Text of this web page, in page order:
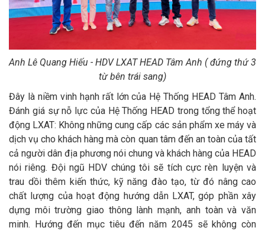
Anh Lê Quang Hiếu - HDV LXAT HEAD Tâm Anh ( đứng thứ 3
từ bên trái sang)
Đây là niềm vinh hạnh rất lớn của Hệ Thống HEAD Tâm Anh.
Đánh giá sự nỗ lực của Hệ Thống HEAD trong tổng thể hoạt
động LXAT: Không những cung cấp các sản phẩm xe máy và
dịch vụ cho khách hàng mà còn quan tâm đến an toàn của tất
cả người dân địa phương nói chung và khách hàng của HEAD
nói riêng. Đội ngũ HDV chúng tôi sẽ tích cực rèn luyện và
trau dồi thêm kiến thức, kỹ năng đào tạo, từ đó nâng cao
chất lượng của hoạt động hướng dẫn LXAT, góp phần xây
dựng môi trường giao thông lành mạnh, anh toàn và văn
minh. Hướng đến mục tiêu đến năm 2045 sẽ không còn